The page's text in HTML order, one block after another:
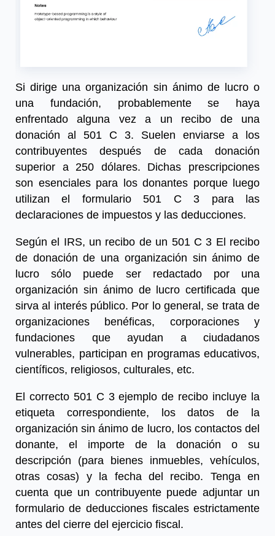
Si dirige una organización sin ánimo de lucro o
una fundación, probablemente se haya
enfrentado alguna vez a un recibo de una
donación al 501 C 3. Suelen enviarse a los
contribuyentes después de cada donación
superior a 250 dólares. Dichas prescripciones
son esenciales para los donantes porque luego
utilizan el formulario 501 C 3 para las
declaraciones de impuestos y las deducciones.
Según el IRS, un recibo de un 501 C 3 El recibo
de donación de una organización sin ánimo de
lucro sólo puede ser redactado por una
organización sin ánimo de lucro certificada que
sirva al interés público. Por lo general, se trata de
organizaciones benéficas, corporaciones y
fundaciones que ayudan a ciudadanos
vulnerables, participan en programas educativos,
científicos, religiosos, culturales, etc.
El correcto 501 C 3ejemplo de recibo incluye la
etiqueta correspondiente, los datos de la
organización sin ánimo de lucro, los contactos del
donante, el importe de la donación o su
descripción (para bienes inmuebles, vehículos,
otras cosas) y la fecha del recibo. Tenga en
cuenta que un contribuyente puede adjuntar un
formulario de deducciones fiscales estrictamente
antes del cierre del ejercicio fiscal.